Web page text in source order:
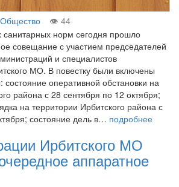
Общество
44
норм сегодня прошло
совещание с участием председателей
и специалистов
МО. В повестку были включены
оперативной обстановки на
района с 28 сентября по 12 октября;
на территории Ирбитского района с
состояние дель в… подробнее
Ирбитского МО
аппаратное